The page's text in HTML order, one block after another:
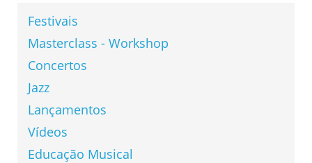
Festivais
Masterclass - Workshop
Concertos
Jazz
Lançamentos
Vídeos
Educação Musical